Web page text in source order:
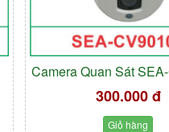
Camera Quan Sát
300.000 đ
Giỏ hàng